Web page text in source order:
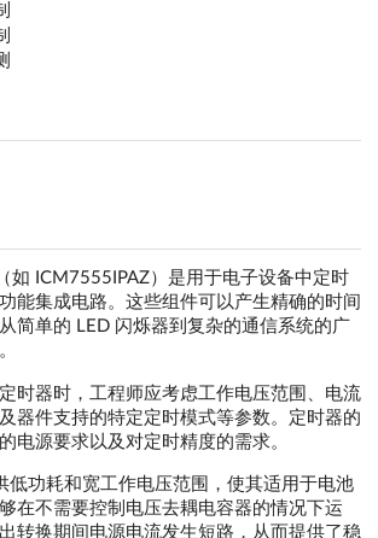
如 ICM7555IPAZ）是用于电子设备中定时
能集成电路。这些组件可以产生精确的时间
简单的 LED 闪烁器到复杂的通信系统的广
时器时，工程师应考虑工作电压范围、电流
器件支持的特定定时模式等参数。定时器的
电源要求以及对定时精度的需求。
低功耗和宽工作电压范围，使其适用于电池
在不需要控制电压去耦电容器的情况下运
转换期间电源电流发生短路，从而提供了稳